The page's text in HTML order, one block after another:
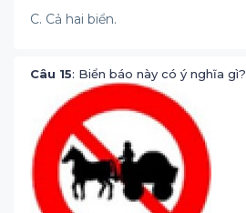
C. Cả hai biển.
Câu 15: Biển báo này có ý nghĩa gì?